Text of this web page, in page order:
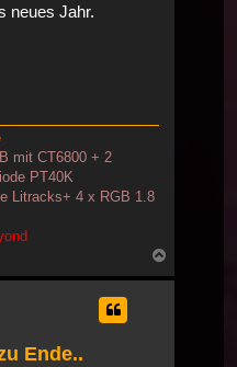
neues Jahr.
mit CT6800 + 2
PT40K
Litracks+ 4 x RGB 1.8
oben
Ende..